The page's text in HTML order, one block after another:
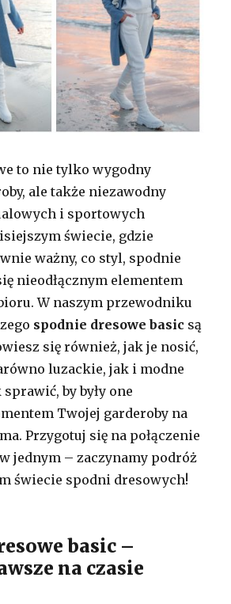
to nie tylko wygodny
ale także niezawodny
i sportowych
świecie, gdzie
ważny, co styl, spodnie
nieodłącznym elementem
W naszym przewodniku
spodnie dresowe basic są
się również, jak je nosić,
luzackie, jak i modne
by były one
Twojej garderoby na
Przygotuj się na połączenie
jednym – zaczynamy podróż
świecie spodni dresowych!
basic –
na czasie